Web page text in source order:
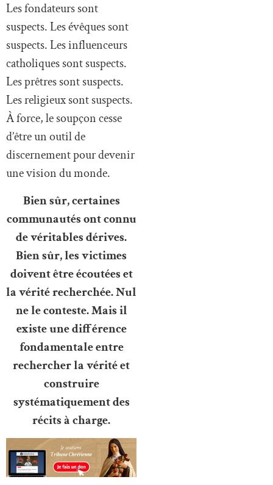
Les fondateurs sont
suspects. Les évêques sont
suspects. Les influenceurs
catholiques sont suspects.
Les prêtres sont suspects.
Les religieux sont suspects.
À force, le soupçon cesse
d’être un outil de
discernement pour devenir
une vision du monde.
Bien sûr, certaines
communautés ont connu
de véritables dérives.
Bien sûr, les victimes
doivent être écoutées et
la vérité recherchée. Nul
ne le conteste. Mais il
existe une différence
fondamentale entre
rechercher la vérité et
construire
systématiquement des
récits à charge.